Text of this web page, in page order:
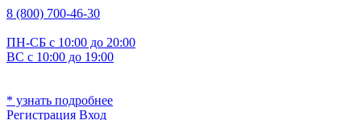
8 (800) 700-46-30
ПН-СБ с 10:00 до 20:00
ВС с 10:00 до 19:00
* узнать подробнее
Регистрация Вход